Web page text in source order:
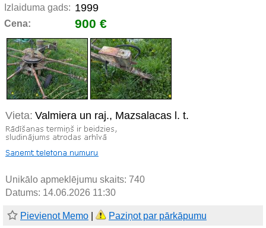
Izlaiduma gads: 1999
Cena: 900 €
Vieta: Valmiera un raj., Mazsalacas l. t.
Unikālo apmeklējumu skaits: 740
Datums: 14.06.2026 11:30
Pievienot Memo Paziņot par pārkāpumu